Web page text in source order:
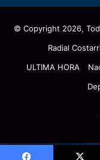
© Copyright 2026,
Radial
ULTIMA HORA